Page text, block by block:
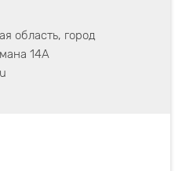
область, город
14А